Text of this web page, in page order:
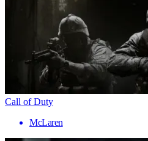
Call of Duty
McLaren